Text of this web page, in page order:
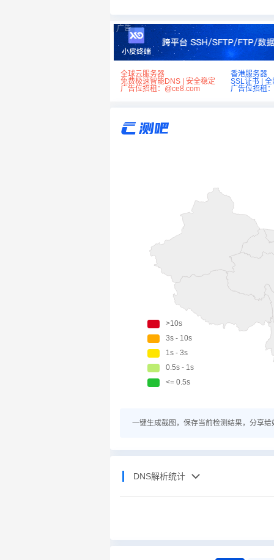
广告
全球云服务器
香港服务器
免费极速智能DNS | 安全稳定
SSL证书 |
广告位招租：@ce8.com
广告位招租
一键生成截图，保存当前检测结果，分享给
DNS解析统计